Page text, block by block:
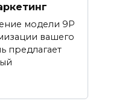
модели 9P
вашего
предлагает